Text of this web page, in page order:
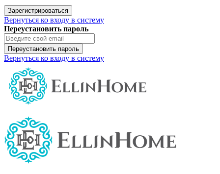
Зарегистрироваться
Вернуться ко входу в систему
Переустановить пароль
Переустановить пароль
Вернуться ко входу в систему